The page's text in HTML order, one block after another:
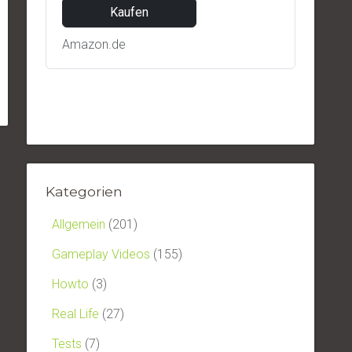
Kaufen
Amazon.de
Kategorien
Allgemein (201)
Gameplay Videos (155)
Howto (3)
Real Life (27)
Tests (7)